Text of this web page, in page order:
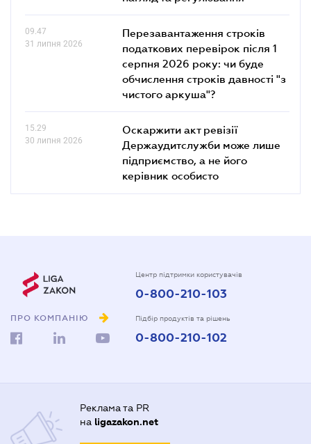
09.47
31 липня 2026
Перезавантаження строків
податкових перевірок після 1
серпня 2026 року: чи буде
обчислення строків давності "з
чистого аркуша"?
15.29
30 липня 2026
Оскаржити акт ревізії
Держаудитслужби може лише
підприємство, а не його
керівник особисто
ПРО КОМПАНІЮ
Центр підтримки користувачів
0-800-210-103
Підбір продуктів та рішень
0-800-210-102
Реклама та PR
на ligazakon.net